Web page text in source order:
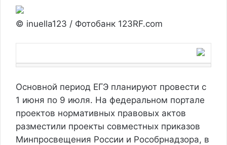
© inuella123 / Фотобанк 123RF.com
Основной период ЕГЭ планируют провести с
1 июня по 9 июля. На федеральном портале
проектов нормативных правовых актов
разместили проекты совместных приказов
Минпросвещения России и Рособрнадзора, в